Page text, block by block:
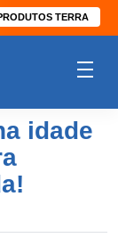
TERRA
idade